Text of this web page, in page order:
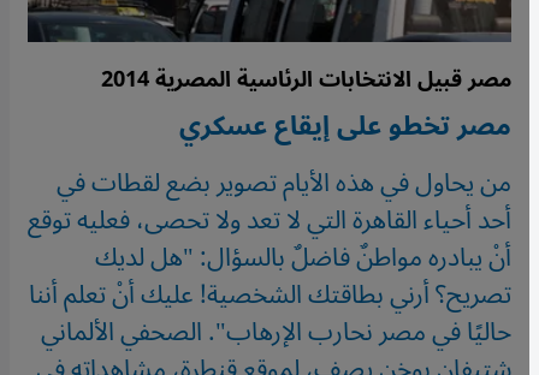
مصر قبيل الانتخابات الرئاسية المصرية 2014
مصر تخطو على إيقاع عسكري
من يحاول في هذه الأيام تصوير بضع لقطات في
أحد أحياء القاهرة التي لا تعد ولا تحصى، فعليه توقع
أنْ يبادره مواطنٌ فاضلٌ بالسؤال: "هل لديك
تصريح؟ أرني بطاقتك الشخصية! عليك أنْ تعلم أننا
حاليًا في مصر نحارب الإرهاب". الصحفي الألماني